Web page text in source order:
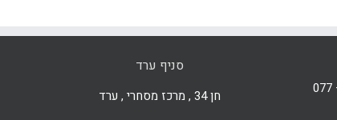
סניף ערד
חן 34 , מרכז מסחרי , ערד